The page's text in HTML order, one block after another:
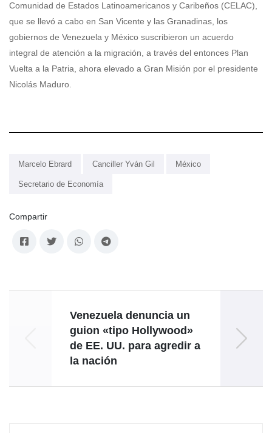
Comunidad de Estados Latinoamericanos y Caribeños (CELAC),
que se llevó a cabo en San Vicente y las Granadinas, los
gobiernos de Venezuela y México suscribieron un acuerdo
integral de atención a la migración, a través del entonces Plan
Vuelta a la Patria, ahora elevado a Gran Misión por el presidente
Nicolás Maduro.
Marcelo Ebrard Canciller Yván Gil México
Secretario de Economía
Compartir
Venezuela denuncia un
guion «tipo Hollywood»
de EE. UU. para agredir a
la nación